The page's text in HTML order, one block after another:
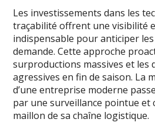
Les investissements dans les
traçabilité offrent une visibilité
indispensable pour anticiper
demande. Cette approche
surproductions massives et les
agressives en fin de saison. La
d’une entreprise moderne
par une surveillance pointue et
maillon de sa chaîne logistique.